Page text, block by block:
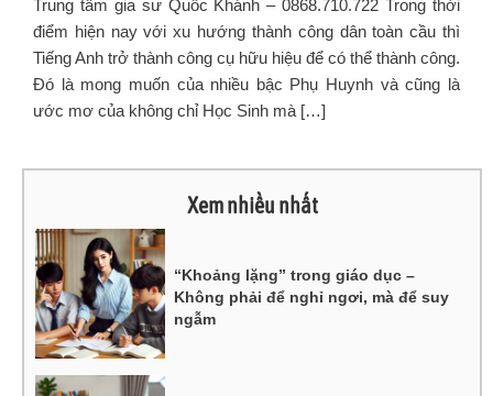
Trung tâm gia sư Quốc Khánh – 0868.710.722 Trong thời
điểm hiện nay với xu hướng thành công dân toàn cầu thì
Tiếng Anh trở thành công cụ hữu hiệu để có thể thành công.
Đó là mong muốn của nhiều bậc Phụ Huynh và cũng là
ước mơ của không chỉ Học Sinh mà […]
Xem nhiều nhất
“Khoảng lặng” trong giáo dục –
Không phải để nghỉ ngơi, mà để suy
ngẫm